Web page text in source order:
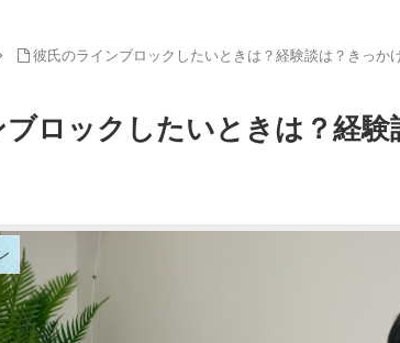
彼氏のラインブロックしたいときは？経験談は？きっか
ロックしたいときは？経験